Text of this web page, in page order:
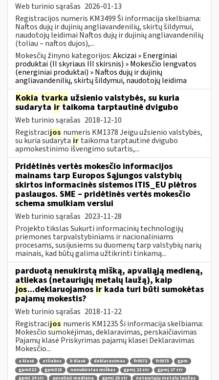
Web turinio sąrašas 2026-01-13
Registracijos numeris KM3499 Ši informacija skelbiama:
Naftos dujų ir dujinių angliavandenilių, skirtų šildymui,
naudotojų leidimai Naftos dujų ir dujinių angliavandenilių
(toliau – naftos dujos),...
Mokesčių žinyno kategorijos:Akcizai » Energiniai
produktai (II skyriaus III skirsnis) » Mokesčio lengvatos
(energiniai produktai) » Naftos dujų ir dujinių
angliavandenilių, skirtų šildymui, naudotojų leidima
Kokia tvarka užsienio valstybės, su kuria
sudarytairtaikoma tarptautinė dvigubo
Web turinio sąrašas 2018-12-10
Registracijos numeris KM1378 Jeigu užsienio valstybės,
su kuria sudaryta ir taikoma tarptautinė dvigubo
apmokestinimo išvengimo sutartis,...
Pridėtinės vertės mokesčio informacijos
mainams tarp Europos Sąjungos valstybių
skirtos informacinės sistemos ITIS_EU plėtros
paslaugos. SME – pridėtinės vertės mokesčio
schema smulkiam verslui
Web turinio sąrašas 2023-11-28
Projekto tikslas Sukurti informacinių technologijų
priemones tarpvalstybiniams ir nacionaliniams
procesams, susijusiems su duomenų tarp valstybių narių
mainais, kad būtų galima užtikrinti tinkamą...
parduotą nenukirstą mišką, apvaliąją medieną,
atliekas (netauriųjų metalų laužą), kaip
jos...deklaruojamos ir kada turi būti sumokėtas
pajamų mokestis?
Web turinio sąrašas 2018-11-22
Registracijos numeris KM1235 Ši informacija skelbiama:
Mokesčio sumokėjimas, deklaravimas, perskaičiavimas
Pajamų klasė Priskyrimas pajamų klasei Deklaravimas
Mokesčio...
a klasė atliekos b klasė deklaravimas fr0572 fr0573
gpm
gpm312
gpm313 nenukirstas miškas gpmį 22 str
gpmį 27 str
gpmį 24 str
apvalioji mediena gpmį 25 str netauriųjų metalų laužas